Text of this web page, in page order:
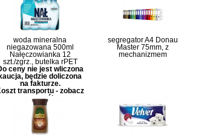
woda mineralna
niegazowana 500ml
Nałęczowianka 12
szt./zgrz., butelka rPET
ceny nie jest wliczona
będzie doliczona
na fakturze.
transportu - zobacz
szczegóły
segregator A4 Donau
Master 75mm, z
mechanizmem